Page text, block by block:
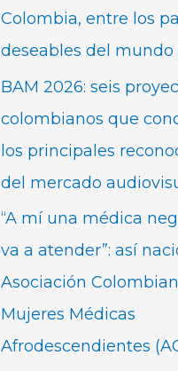
Colombia, entre los
deseables del mundo
BAM 2026: seis
colombianos que
los principales
del mercado
“A mí una médica
va a atender”: así
Asociación
Mujeres Médicas
Afrodescendientes